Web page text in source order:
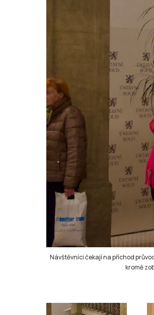
Návštěvníci čekají na příchod
kromě